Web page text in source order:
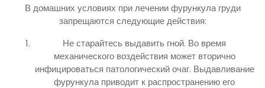
В домашних условиях при лечении фурункула груди
запрещаются следующие действия:
Не старайтесь выдавить гной. Во время
механического воздействия может вторично
инфицироваться патологический очаг. Выдавливание
фурункула приводит к распространению его